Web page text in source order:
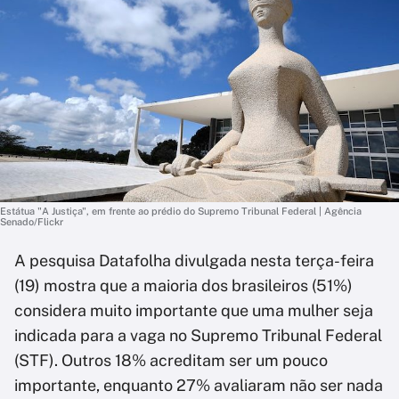
Estátua "A Justiça", em frente ao prédio do Supremo Tribunal Federal | Agência
Senado/Flickr
A pesquisa Datafolha divulgada nesta terça-feira
(19) mostra que a maioria dos brasileiros (51%)
considera muito importante que uma mulher seja
indicada para a vaga no Supremo Tribunal Federal
(STF). Outros 18% acreditam ser um pouco
importante, enquanto 27% avaliaram não ser nada